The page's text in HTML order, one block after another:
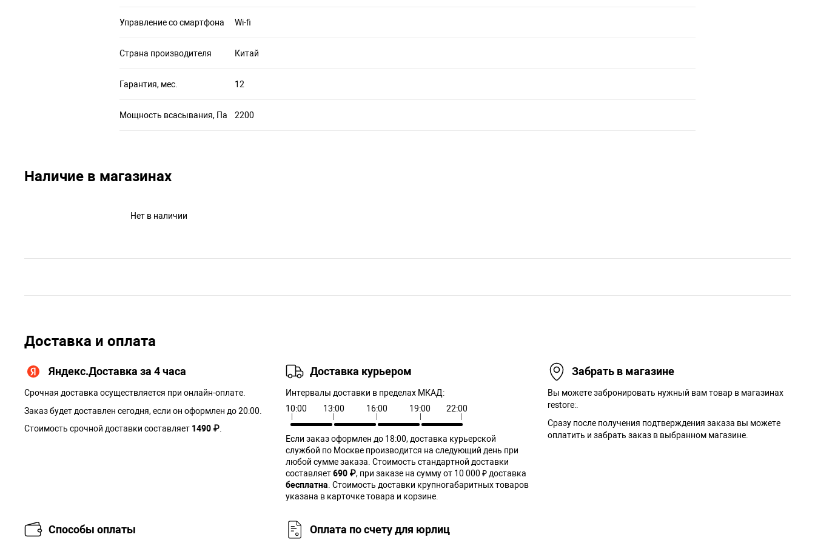
Управление со смартфона Wi-fi
Страна производителя Китай
Гарантия, мес. 12
Мощность всасывания, Па 2200
Наличие в магазинах
Нет в наличии
Доставка и оплата
Яндекс.Доставка за 4 часа
Срочная доставка осуществляется при онлайн-оплате.
Заказ будет доставлен сегодня, если он оформлен до 20:00.
Стоимость срочной доставки составляет 1490 ₽
Доставка курьером
Интервалы доставки в пределах МКАД:
10:00
13:00 16:00 19:00 22:00
Если заказ оформлен до 18:00, доставка курьерской
службой по Москве производится на следующий день при
любой сумме заказа. Cтоимость стандартной доставки
составляет690 ₽, при заказе на сумму от 10 000 ₽ доставка
бесплатна . Стоимость доставки крупногабаритных товаров
указана в карточке товара и корзине.
Забрать в магазине
Вы можете забронировать нужный вам товар в магазинах
restore:.
Сразу после получения подтверждения заказа вы можете
оплатить и забрать заказ в выбранном магазине.
Способы оплаты Оплата по счету для юрлиц